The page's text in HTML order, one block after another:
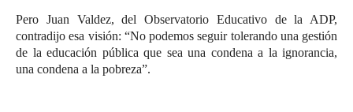
Pero Juan Valdez, del Observatorio Educativo de la ADP,
contradijo esa visión: “No podemos seguir tolerando una gestión
de la educación pública que sea una condena a la ignorancia,
una condena a la pobreza”.